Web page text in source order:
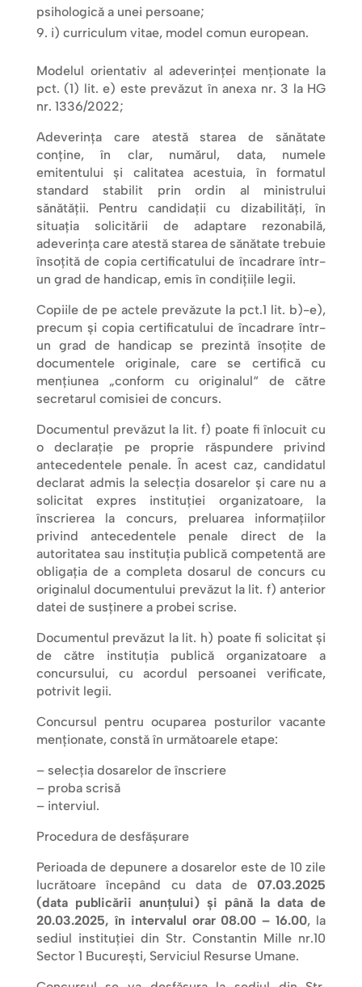
psihologică a unei persoane;
i) curriculum vitae, model comun european.
Modelul orientativ al adeverinţei menţionate la
pct. (1) lit. e) este prevăzut în anexa nr. 3 la HG
nr. 1336/2022;
Adeverinţa care atestă starea de sănătate
conţine, în clar, numărul, data, numele
emitentului şi calitatea acestuia, în formatul
standard stabilit prin ordin al ministrului
sănătăţii. Pentru candidaţii cu dizabilităţi, în
situaţia solicitării de adaptare rezonabilă,
adeverinţa care atestă starea de sănătate trebuie
însoţită de copia certificatului de încadrare într-
un grad de handicap, emis în condiţiile legii.
Copiile de pe actele prevăzute la pct.1 lit. b)-e),
precum şi copia certificatului de încadrare într-
un grad de handicap se prezintă însoţite de
documentele originale, care se certifică cu
menţiunea „conform cu originalul“ de către
secretarul comisiei de concurs.
Documentul prevăzut la lit. f) poate fi înlocuit cu
o declarație pe proprie răspundere privind
antecedentele penale. În acest caz, candidatul
declarat admis la selecția dosarelor și care nu a
solicitat expres instituției organizatoare, la
înscrierea la concurs, preluarea informațiilor
privind antecedentele penale direct de la
autoritatea sau instituția publică competentă are
obligația de a completa dosarul de concurs cu
originalul documentului prevăzut la lit. f) anterior
datei de susținere a probei scrise.
Documentul prevăzut la lit. h) poate fi solicitat și
de către instituția publică organizatoare a
concursului, cu acordul persoanei verificate,
potrivit legii.
Concursul pentru ocuparea posturilor vacante
menţionate, constă în următoarele etape:
– selecția dosarelor de înscriere
– proba scrisă
– interviul.
Procedura de desfăşurare
Perioada de depunere a dosarelor este de 10 zile
lucrătoare începând cu data de 07.03.2025
(data publicării anunțului) și până la data de
20.03.2025, în intervalul orar 08.00 – 16.00, la
sediul instituției din Str. Constantin Mille nr.10
Sector 1 București, Serviciul Resurse Umane.